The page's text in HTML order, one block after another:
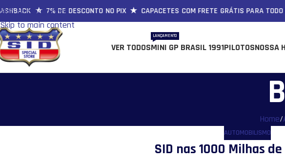
Skip to navigation
Skip to main content
★ 7% DE DESCONTO NO PIX ★ CAPACETES COM FRETE GRÁTIS PARA TODO
VER TODOSMINI GP BRASIL 1991
LANÇAMENTO
PILOTOSNOSSA
Home/
AUTOMOBILISMO
SID nas 1000 Milhas